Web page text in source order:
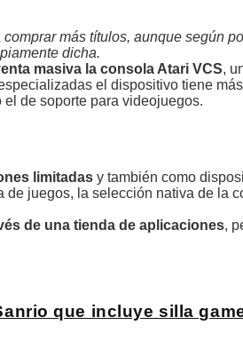
más títulos, aunque según
dicha.
masiva la consola Atari VCS,
el dispositivo tiene
de soporte para videojuegos.
limitadas y también como
juegos, la selección nativa de la
de una tienda de aplicaciones,
que incluye silla